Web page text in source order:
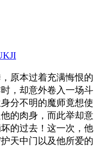
原本过着充满悔恨的
，却意外卷入一场斗
分不明的魔师竟想使
的肉身，而此举却意
的过去！这一次，他
天中门以及他所爱的